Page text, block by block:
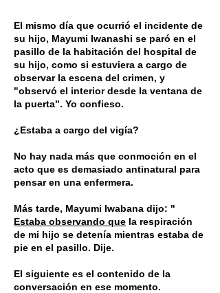
El mismo día que ocurrió el incidente de
su hijo, Mayumi Iwanashi se paró en el
pasillo de la habitación del hospital de
su hijo, como si estuviera a cargo de
observar la escena del crimen, y
"observó el interior desde la ventana de
la puerta". Yo confieso.
¿Estaba a cargo del vigía?
No hay nada más que conmoción en el
acto que es demasiado antinatural para
pensar en una enfermera.
Más tarde, Mayumi Iwabana dijo: "
Estaba observando que la respiración
de mi hijo se detenía mientras estaba de
pie en el pasillo. Dije.
El siguiente es el contenido de la
conversación en ese momento.